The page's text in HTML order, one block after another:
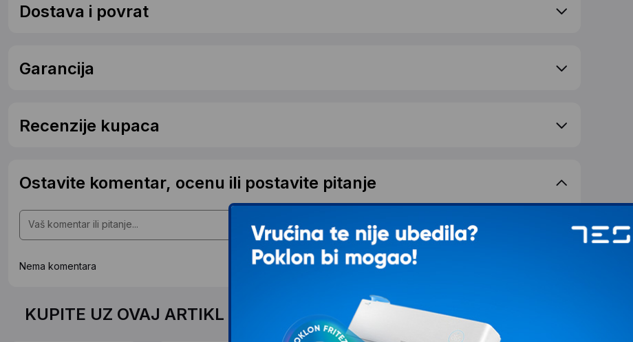
Dostava i povrat
Garancija
Recenzije kupaca
Ostavite komentar, ocenu ili postavite pitanje
Nema komentara
KUPITE UZ OVAJ ARTIKL PO SPECIJALNOJ CENI